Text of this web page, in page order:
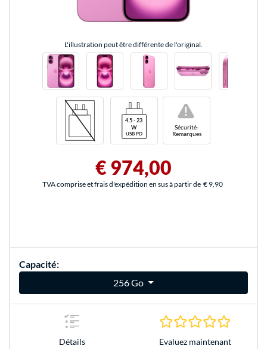
L'illustration peut être différente de l'original.
Sécurité-
Remarques
!
€ 974,00
TVA comprise et frais d'expédition en sus à partir de € 9,90
Capacité:
256 Go
Détails Evaluez maintenant